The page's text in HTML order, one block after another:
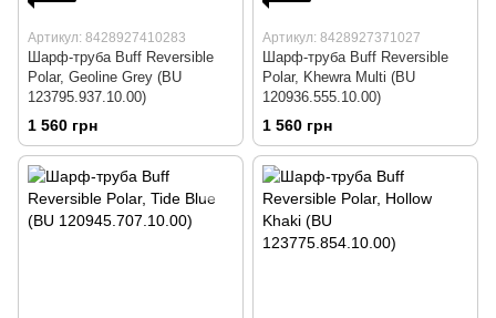
Артикул: 8428927410283
Шарф-труба Buff Reversible
Polar, Geoline Grey (BU
123795.937.10.00)
1 560 грн
Артикул: 8428927371027
Шарф-труба Buff Reversible
Polar, Khewra Multi (BU
120936.555.10.00)
1 560 грн